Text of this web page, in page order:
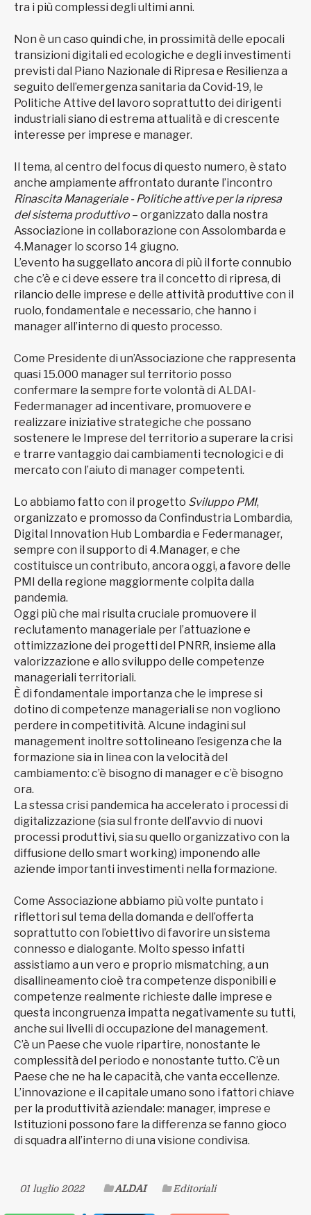
tra i più complessi degli ultimi anni.
Non è un caso quindi che, in prossimità delle epocali
transizioni digitali ed ecologiche e degli investimenti
previsti dal Piano Nazionale di Ripresa e Resilienza a
seguito dell’emergenza sanitaria da Covid-19, le
Politiche Attive del lavoro soprattutto dei dirigenti
industriali siano di estrema attualità e di crescente
interesse per imprese e manager.
Il tema, al centro del focus di questo numero, è stato
anche ampiamente affrontato durante l’incontro
Rinascita Manageriale - Politiche attive per la ripresa
del sistema produttivo – organizzato dalla nostra
Associazione in collaborazione con Assolombarda e
4.Manager lo scorso 14 giugno.
L’evento ha suggellato ancora di più il forte connubio
che c’è e ci deve essere tra il concetto di ripresa, di
rilancio delle imprese e delle attività produttive con il
ruolo, fondamentale e necessario, che hanno i
manager all’interno di questo processo.
Come Presidente di un’Associazione che rappresenta
quasi 15.000 manager sul territorio posso
confermare la sempre forte volontà di ALDAI-
Federmanager ad incentivare, promuovere e
realizzare iniziative strategiche che possano
sostenere le Imprese del territorio a superare la crisi
e trarre vantaggio dai cambiamenti tecnologici e di
mercato con l’aiuto di manager competenti.
Lo abbiamo fatto con il progetto Sviluppo PMI,
organizzato e promosso da Confindustria Lombardia,
Digital Innovation Hub Lombardia e Federmanager,
sempre con il supporto di 4.Manager, e che
costituisce un contributo, ancora oggi, a favore delle
PMI della regione maggiormente colpita dalla
pandemia.
Oggi più che mai risulta cruciale promuovere il
reclutamento manageriale per l’attuazione e
ottimizzazione dei progetti del PNRR, insieme alla
valorizzazione e allo sviluppo delle competenze
manageriali territoriali.
È di fondamentale importanza che le imprese si
dotino di competenze manageriali se non vogliono
perdere in competitività. Alcune indagini sul
management inoltre sottolineano l’esigenza che la
formazione sia in linea con la velocità del
cambiamento: c’è bisogno di manager e c’è bisogno
ora.
La stessa crisi pandemica ha accelerato i processi di
digitalizzazione (sia sul fronte dell’avvio di nuovi
processi produttivi, sia su quello organizzativo con la
diffusione dello smart working) imponendo alle
aziende importanti investimenti nella formazione.
Come Associazione abbiamo più volte puntato i
riflettori sul tema della domanda e dell’offerta
soprattutto con l’obiettivo di favorire un sistema
connesso e dialogante. Molto spesso infatti
assistiamo a un vero e proprio mismatching, a un
disallineamento cioè tra competenze disponibili e
competenze realmente richieste dalle imprese e
questa incongruenza impatta negativamente su tutti,
anche sui livelli di occupazione del management.
C’è un Paese che vuole ripartire, nonostante le
complessità del periodo e nonostante tutto. C’è un
Paese che ne ha le capacità, che vanta eccellenze.
L’innovazione e il capitale umano sono i fattori chiave
per la produttività aziendale: manager, imprese e
Istituzioni possono fare la differenza se fanno gioco
di squadra all’interno di una visione condivisa.
01 luglio 2022 ALDAI Editoriali